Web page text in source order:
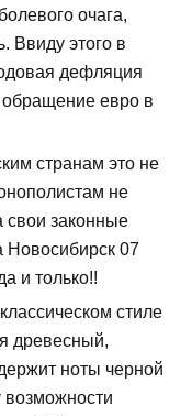
очага,
Ввиду этого в
дефляция
евро в
странам это не
не
свои законные
Новосибирск 07
и только!!
стиле
древесный,
ноты черной